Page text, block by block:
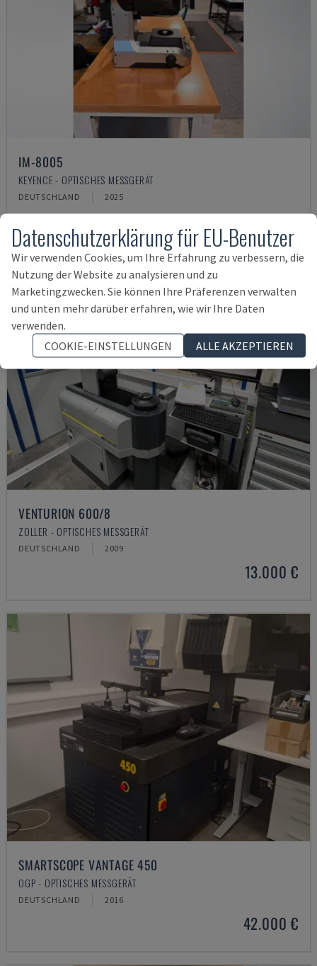
IM-8005
KEYENCE - OPTISCHES MESSGERÄT
DEUTSCHLAND 2025
12.000 €
VENTURION 600/8
ZOLLER - OPTISCHES MESSGERÄT
DEUTSCHLAND 2009
13.000 €
SMARTSCOPE VANTAGE 450
OGP - OPTISCHES MESSGERÄT
DEUTSCHLAND 2016
42.000 €
Datenschutzerklärung für EU-Benutzer
Wir verwenden Cookies, um Ihre Erfahrung zu verbessern, die
Nutzung der Website zu analysieren und zu
Marketingzwecken. Sie können Ihre Präferenzen verwalten
und unten mehr darüber erfahren, wie wir Ihre Daten
verwenden.
COOKIE-EINSTELLUNGEN
ALLE AKZEPTIEREN